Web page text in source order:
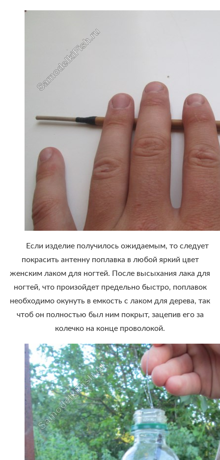
Если изделие получилось ожидаемым, то следует
покрасить антенну поплавка в любой яркий цвет
женским лаком для ногтей. После высыхания лака для
ногтей, что произойдет предельно быстро, поплавок
необходимо окунуть в емкость с лаком для дерева, так
чтоб он полностью был ним покрыт, зацепив его за
колечко на конце проволокой.